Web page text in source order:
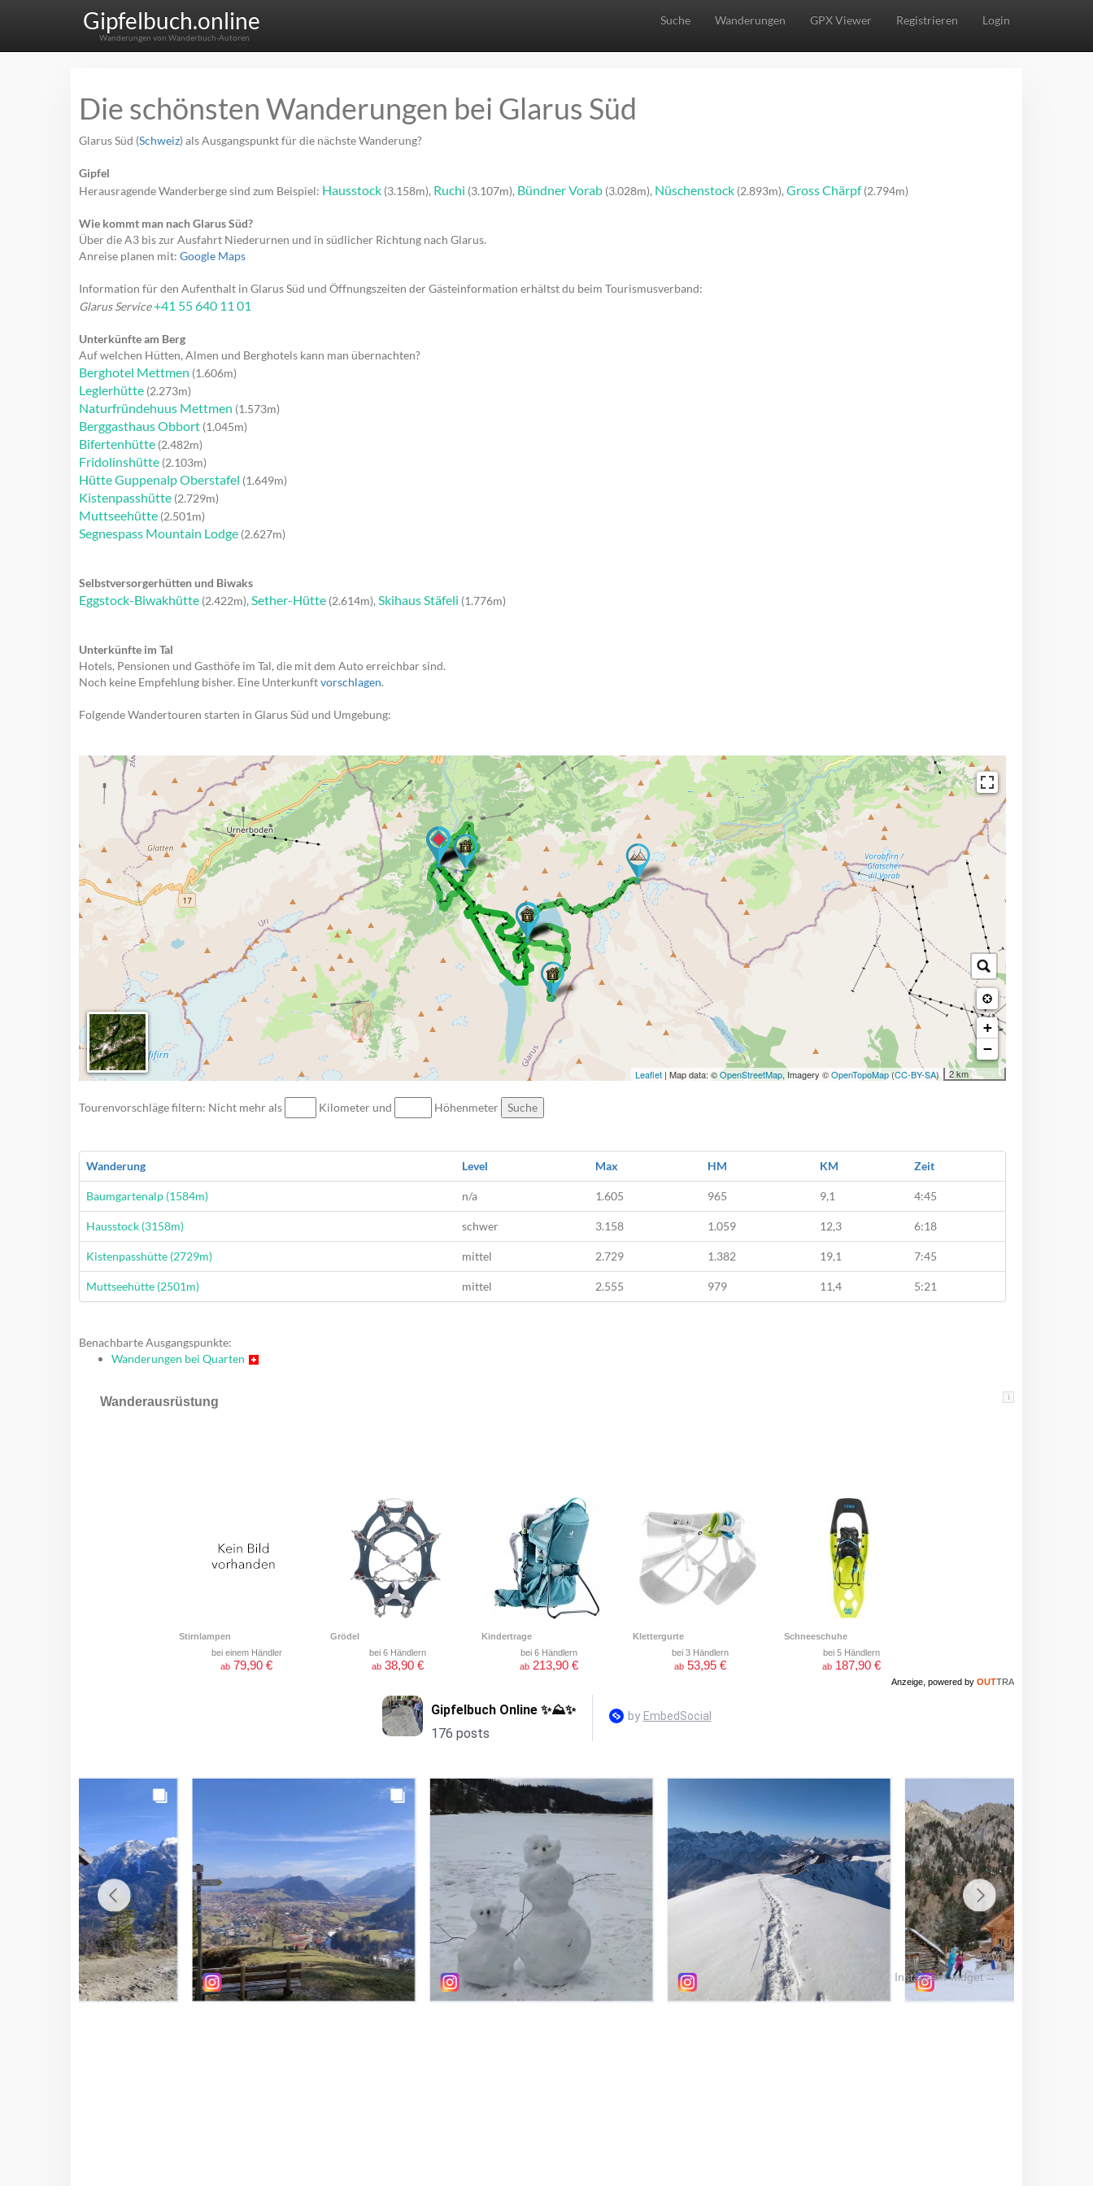
Gipfelbuch.online
Wanderungen von Wanderbuch-Autoren
Suche Wanderungen GPX Viewer Registrieren Login
Die schönsten Wanderungen bei Glarus Süd
Glarus Süd (Schweiz) als Ausgangspunkt für die nächste Wanderung?
Gipfel
Herausragende Wanderberge sind zum Beispiel: Hausstock (3.158m), Ruchi (3.107m), Bündner Vorab (3.028m), Nüschenstock (2.893m), Gross Chärpf(2.794m)
Wie kommt man nach Glarus Süd?
Über die A3 bis zur Ausfahrt Niederurnen und in südlicher Richtung nach Glarus.
Anreise planen mit: Google Maps
Information für den Aufenthalt in Glarus Süd und Öffnungszeiten der Gästeinformation erhältst du beim Tourismusverband:
Glarus Service+41 55 640 11 01
Unterkünfte am Berg
Auf welchen Hütten, Almen und Berghotels kann man übernachten?
Berghotel Mettmen (1.606m)
Leglerhütte (2.273m)
Naturfründehuus Mettmen (1.573m)
Berggasthaus Obbort (1.045m)
Bifertenhütte (2.482m)
Fridolinshütte (2.103m)
Hütte Guppenalp Oberstafel (1.649m)
Kistenpasshütte (2.729m)
Muttseehütte (2.501m)
Segnespass Mountain Lodge (2.627m)
Selbstversorgerhütten und Biwaks
Eggstock-Biwakhütte (2.422m), Sether-Hütte (2.614m), Skihaus Stäfeli (1.776m)
Unterkünfte im Tal
Hotels, Pensionen und Gasthöfe im Tal, die mit dem Auto erreichbar sind.
Noch keine Empfehlung bisher. Eine Unterkunftvorschlagen.
Folgende Wandertouren starten in Glarus Süd und Umgebung:
→ → → → → → → → → → → → → → → → → → → → → → → → → → → → → → → → → →
→ → → → → → → → → → → → → → → → → → → → → → → → → → → → → → → → → → → →
→ → → → → → → → → → → → → → → → → → → → → → →
+
−
2 km
Leaflet | Map data: ©OpenStreetMap, Imagery ©OpenTopoMap (CC-BY-SA)
Tourenvorschläge filtern: Nicht mehr als Kilometer und Höhenmeter Suche
Wanderung Level Max HM KM Zeit
Wanderung
Baumgartenalp (1584m) n/a 1.605 965 9,1 4:45
Wanderung
Hausstock (3158m) schwer 3.158 1.059 12,3 6:18
Wanderung
Kistenpasshütte (2729m) mittel 2.729 1.382 19,1 7:45
Wanderung
Muttseehütte (2501m) mittel 2.555 979 11,4 5:21
Benachbarte Ausgangspunkte:
Wanderungen bei Quarten
i
Wanderausrüstung
Stirnlampen
bei einem Händler
ab 79,90 €
Grödel
bei 6 Händlern
ab 38,90 €
Kindertrage
bei 6 Händlern
ab 213,90 €
Klettergurte
bei 3 Händlern
ab 53,95 €
Schneeschuhe
bei 5 Händlern
ab 187,90 €
Anzeige, powered by OUTTRA
Instagram widget →